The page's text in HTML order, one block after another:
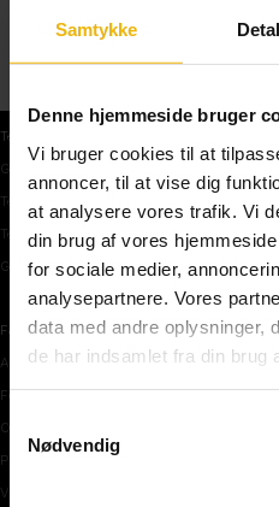
Samtykke
Denne hjemmeside bruger
Vi bruger cookies til at
annoncer, til at vise dig
at analysere vores trafik. Vi
din brug af vores
for sociale medier,
analysepartnere. Vores
data med andre oplysninger,
de har indsamlet fra din brug
Nødvendig
Teoriprøver
Gratis teoriprøve
Teoriprøver oversigt
Teoriprøver – pakker/priser
Generhvervelse af kørekort
Færdselstavler
Advarselstavler
Forbudstavler
Oplysningstavler
Påbudstavler
Vigepligtstavler